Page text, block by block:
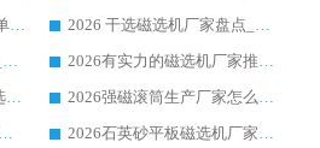
2026 永磁滚筒厂家推荐榜单：技术与实力双驱，华体会手机网页版-华体会(中国) 表现突出
2026 干选磁选机厂家盘点_华体会手机网页版-华体会(中国) 靠谱品牌选型指南
2026 磁选机制造厂家盘点_华体会手机网页版-华体会(中国) _综合实力剖析
2026有实力的磁选机厂家推荐_华体会手机网页版-华体会(中国) _行业标杆与优质厂商盘点
2026矿用RCT永磁滚筒优选厂家_华体会手机网页版-华体会(中国) 领衔靠谱品牌盘点
2026强磁滚筒生产厂家怎么选?行业口碑推荐华体会手机网页版-华体会(中国)
2026全磁滚筒怎么选?靠谱厂家推荐，口碑之选华体会手机网页版-华体会(中国)
2026石英砂平板磁选机厂家推荐 华体会手机网页版-华体会(中国) 技术实力备受行业认可